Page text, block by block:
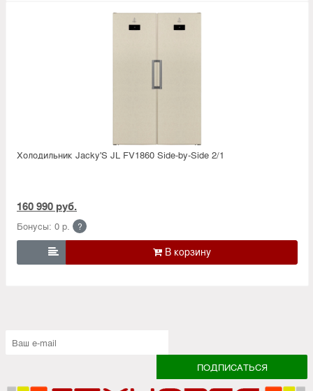
Холодильник Jacky'S JL FV1860 Side-by-Side 2/1
160 990 руб.
Бонусы: 0 р. ?
